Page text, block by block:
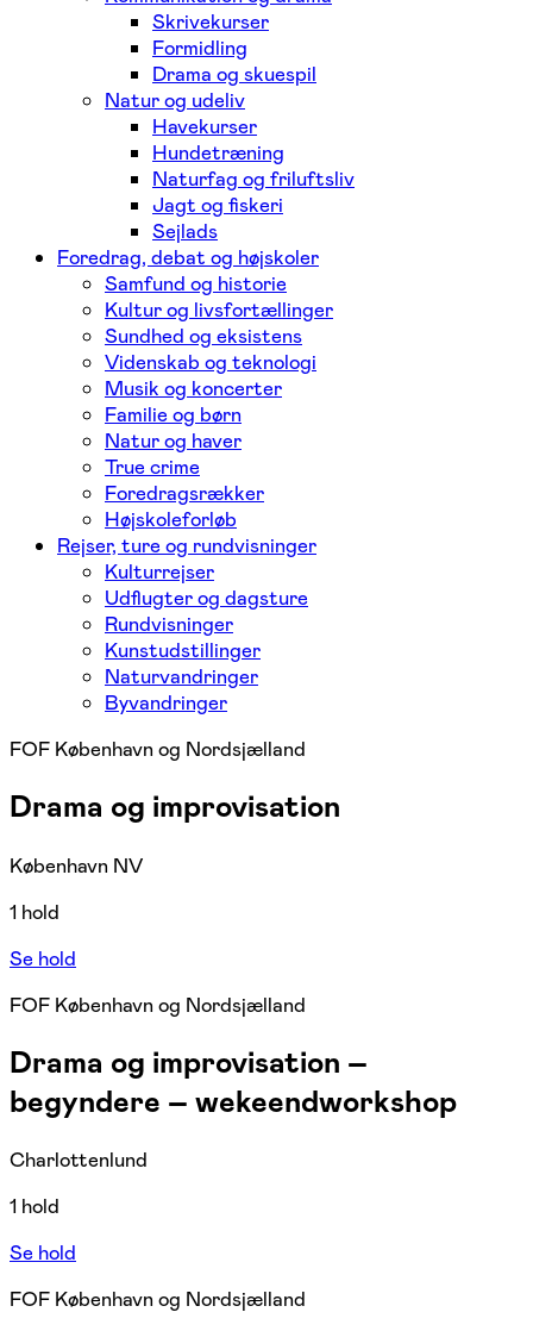
Skrivekurser
Formidling
Drama og skuespil
Natur og udeliv
Havekurser
Hundetræning
Naturfag og friluftsliv
Jagt og fiskeri
Sejlads
Foredrag, debat og højskoler
Samfund og historie
Kultur og livsfortællinger
Sundhed og eksistens
Videnskab og teknologi
Musik og koncerter
Familie og børn
Natur og haver
True crime
Foredragsrækker
Højskoleforløb
Rejser, ture og rundvisninger
Kulturrejser
Udflugter og dagsture
Rundvisninger
Kunstudstillinger
Naturvandringer
Byvandringer
FOF København og Nordsjælland
Drama og improvisation
København NV
1 hold
Se hold
FOF København og Nordsjælland
Drama og improvisation –
begyndere – wekeendworkshop
Charlottenlund
1 hold
Se hold
FOF København og Nordsjælland